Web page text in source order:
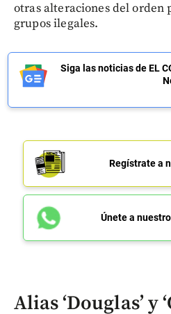
otras alteraciones del orden
grupos ilegales.
Siga las noticias de EL
Regístrate a
Únete a
Alias ‘Douglas’ y